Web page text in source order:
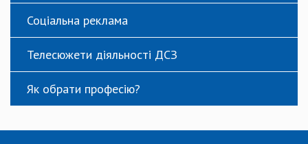
Соціальна реклама
Телесюжети діяльності ДСЗ
Як обрати професію?